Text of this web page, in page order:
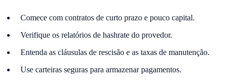
Comece com contratos de curto prazo e pouco capital.
Verifique os relatórios de hashrate do provedor.
Entenda as cláusulas de rescisão e as taxas de manutenção.
Use carteiras seguras para armazenar pagamentos.